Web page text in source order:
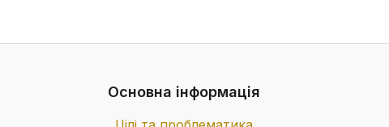
Основна інформація